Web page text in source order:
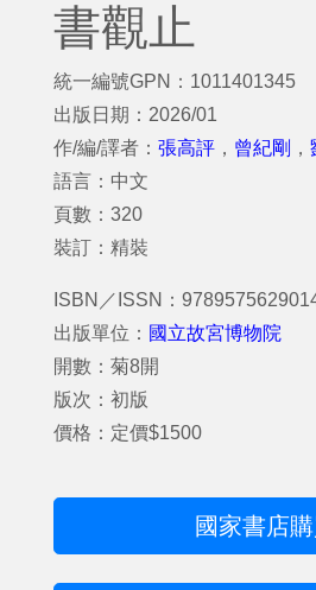
書觀止
統一編號GPN：1011401345
出版日期：2026/01
作/編/譯者： 張高評 ， 曾紀剛 ，
語言：中文
頁數：320
裝訂：精裝
ISBN／ISSN：
出版單位： 國立故宮博物院
開數：菊8開
版次：初版
價格：定價$1500
國家書店